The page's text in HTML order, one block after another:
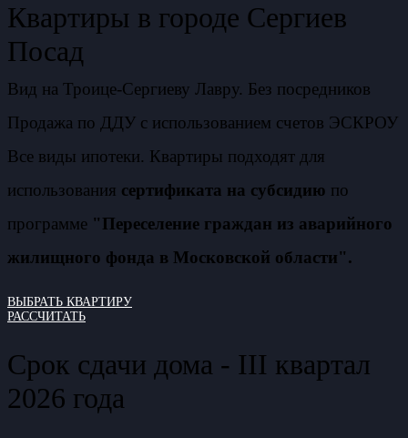
Квартиры в городе Сергиев
Посад
Вид на Троице-Сергиеву Лавру. Без посредников
Продажа по ДДУ с использованием счетов ЭСКРОУ
Все виды ипотеки. Квартиры подходят для
использования сертификата на субсидию по
программе "Переселение граждан из аварийного
жилищного фонда в Московской области".
ВЫБРАТЬ КВАРТИРУ
РАССЧИТАТЬ
Срок сдачи дома - III квартал
2026 года